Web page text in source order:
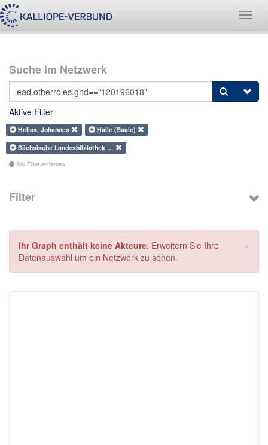
Suche im Netzwerk
Aktive Filter
Helias, Johannes
Halle (Saale)
Sächsische Landesbibliothek …
Alle Filter entfernen
Filter
×
Ihr Graph enthält keine Akteure. Erweitern Sie Ihre
Datenauswahl um ein Netzwerk zu sehen.